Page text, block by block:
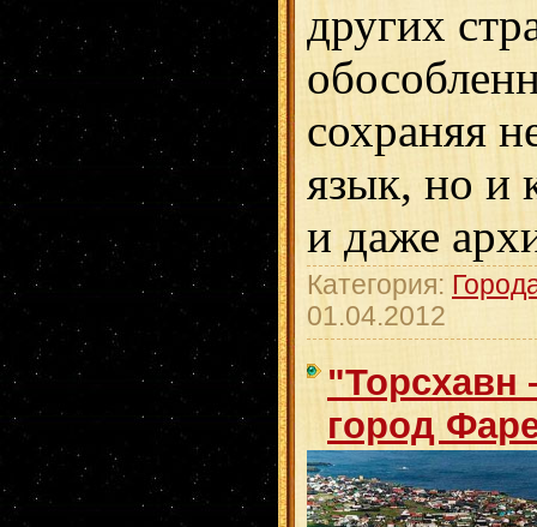
других
сохраняя
язык, но и
и даже
Категория:
01.04.2012
город